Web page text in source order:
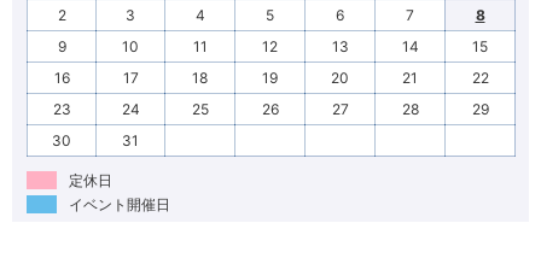
2
3 4 5 6 7
8
9
10 11 12 13 14
15
16
17 18 19 20 21
22
23
24 25 26 27 28
29
30
31
定休日
イベント開催日